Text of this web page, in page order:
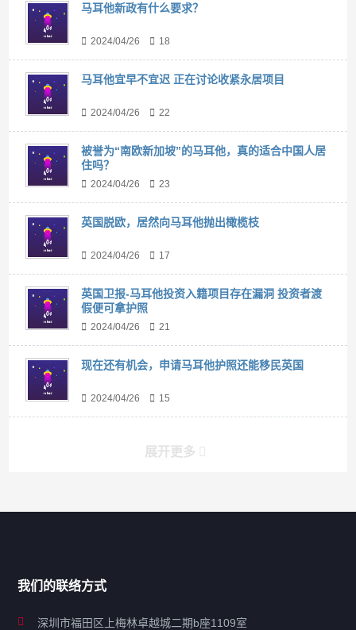
马耳他新政有什么要求？
2024/04/26 18
马耳他宜早不宜迟 正在讨论收紧永居项目
2024/04/26 22
被誉为“南欧新加坡”的马耳他，真的适合中国人居
住吗？
2024/04/26 23
英国脱欧，居然向马耳他抛出橄榄枝
2024/04/26 17
英国卫报-马耳他投资入籍项目存在漏洞 投资者渡
假便可拿护照
2024/04/26 21
现在还有机会，申请马耳他护照还能移民英国
2024/04/26 15
展开更多
我们的联络方式
深圳市福田区上梅林卓越城二期b座1109室